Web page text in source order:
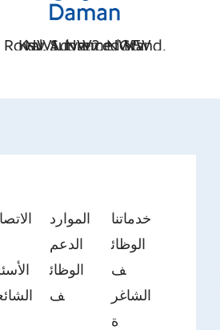
NW1, NW2, NW5,
Royal, Supreme, Grand,
Key, Advanced NW
الموارد
الدعم
الوظائ
ف
خدماتنا
الوظائ
ف
الشاغر
ة